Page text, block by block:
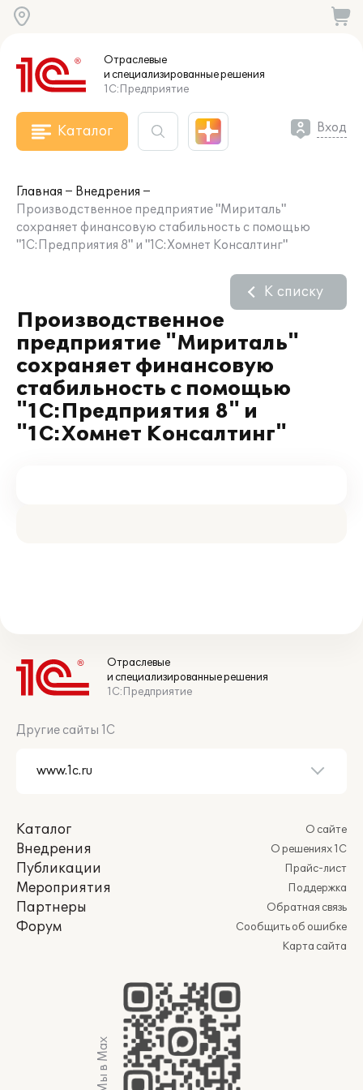
Отраслевые
и специализированныерешения
1С:Предприятие
Каталог Вход
Главная
Внедрения
Производственное предприятие "Мириталь"
сохраняет финансовую стабильность с помощью
"1С:Предприятия 8" и "1С:Хомнет Консалтинг"
Производственное
предприятие "Мириталь"
сохраняет финансовую
стабильность с помощью
"1С:Предприятия 8" и
"1С:Хомнет Консалтинг"
К списку
Отраслевые
и специализированные решения
1С:Предприятие
Другие сайты 1С
Каталог
Внедрения
Публикации
Мероприятия
Партнеры
Форум
О сайте
О решениях 1С
Прайс-лист
Поддержка
Обратная связь
Сообщить об ошибке
Карта сайта
Мы в Max